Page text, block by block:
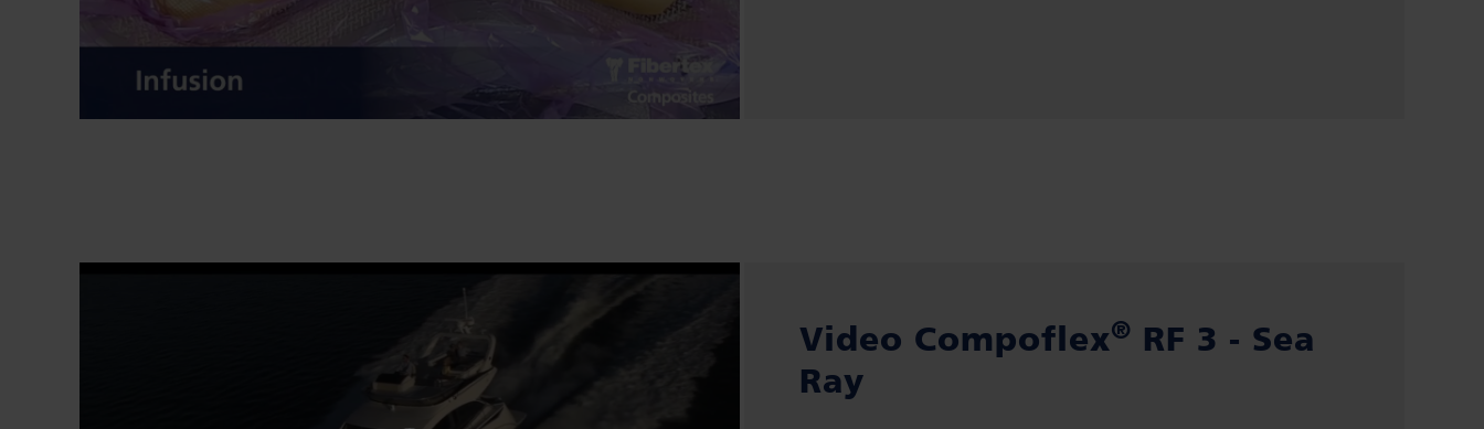
Video Compoflex® RF 3 - Sea
Ray